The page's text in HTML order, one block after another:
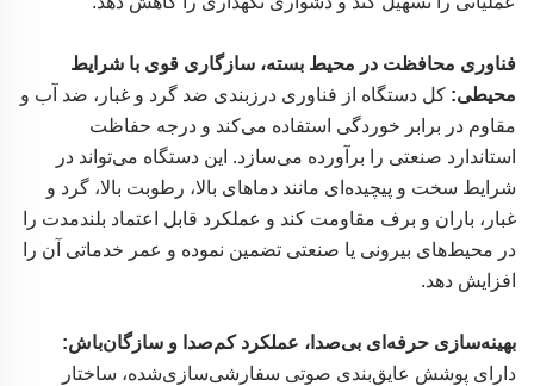
فناوری محافظت در محیط بسته، سازگاری قوی با شرایط
محیطی: کل دستگاه از فناوری درزبندی ضد گرد و غبار، ضد آب و
مقاوم در برابر خوردگی استفاده می‌کند و درجه حفاظت
استاندارد صنعتی را برآورده می‌سازد. این دستگاه می‌تواند در
شرایط سخت و پیچیده‌ای مانند دماهای بالا، رطوبت بالا، گرد و
غبار، باران و برف مقاومت کند و عملکرد قابل اعتماد بلندمدت را
در محیط‌های بیرونی یا صنعتی تضمین نموده و عمر خدماتی آن را
افزایش دهد.
بهینه‌سازی حرفه‌ای بی‌صدا، عملکرد کم‌صدا و سازگان‌باش:
دارای پوشش عایق‌بندی صوتی سفارشی‌سازی‌شده، ساختار